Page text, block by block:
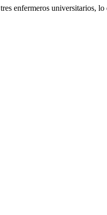
enfermeros universitarios,